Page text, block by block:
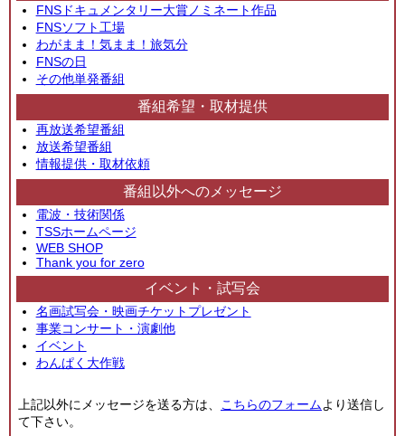
FNSドキュメンタリー大賞ノミネート作品
FNSソフト工場
わがまま！気まま！旅気分
FNSの日
その他単発番組
番組希望・取材提供
再放送希望番組
放送希望番組
情報提供・取材依頼
番組以外へのメッセージ
電波・技術関係
TSSホームページ
WEB SHOP
Thank you for zero
イベント・試写会
名画試写会・映画チケットプレゼント
事業コンサート・演劇他
イベント
わんぱく大作戦
上記以外にメッセージを送る方は、 こちらのフォームより送信し
て下さい。